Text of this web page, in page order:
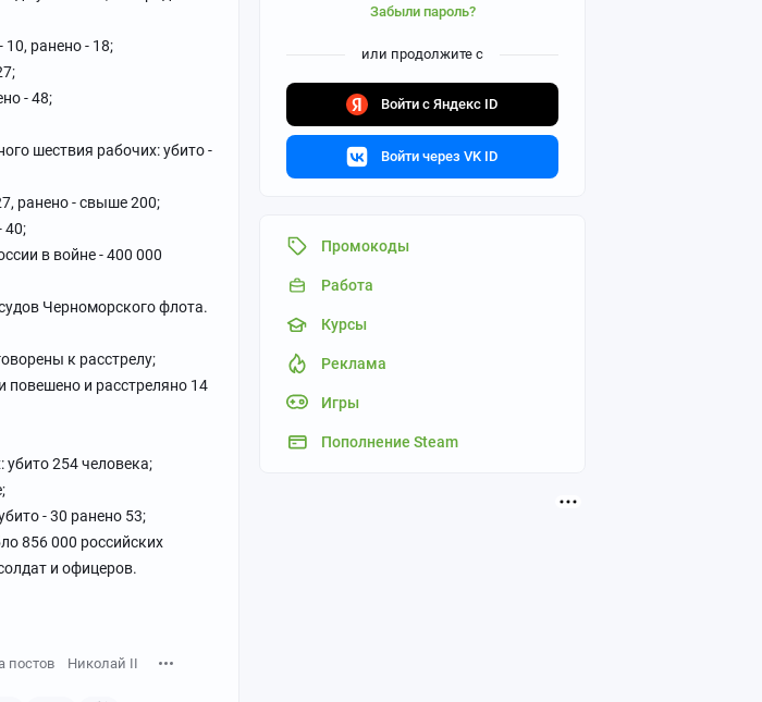
Забыли пароль?
или продолжите с
Войти с Яндекс ID
Войти через VK ID
Промокоды
Работа
Курсы
Реклама
Игры
Пополнение Steam
ранено - 18;
- 48;
шествия рабочих: убито -
ранено - свыше 200;
40;
в войне - 400 000
Черноморского флота.
к расстрелу;
повешено и расстреляно 14
убито 254 человека;
- 30 ранено 53;
856 000 российских
и офицеров.
постов Николай II